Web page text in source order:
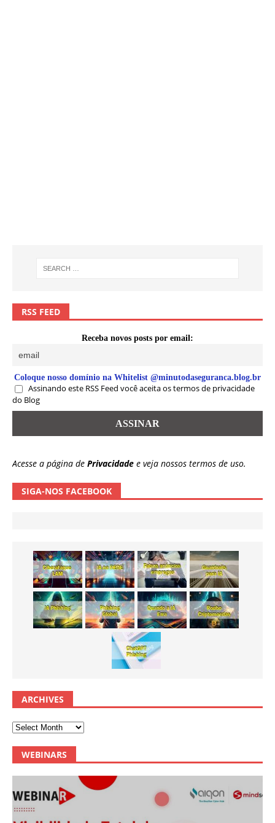
RSS FEED
Receba novos posts por email:
Coloque nosso domínio na Whitelist @minutodaseguranca.blog.br
Assinando este RSS Feed você aceita os termos de privacidade
do Blog
Acesse a página de Privacidade e veja nossos termos de uso.
SIGA-NOS FACEBOOK
ARCHIVES
WEBINARS